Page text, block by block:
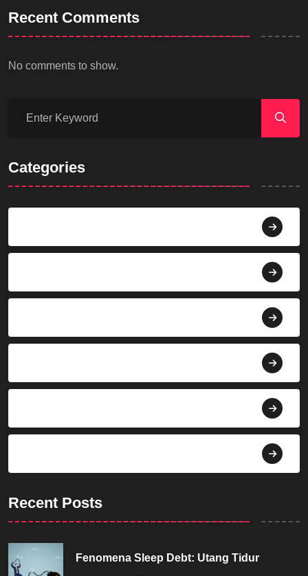
Recent Comments
No comments to show.
Categories
Recent Posts
Fenomena Sleep Debt: Utang Tidur